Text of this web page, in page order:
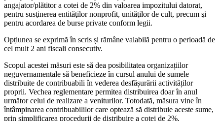
angajator/plătitor a cotei de 2% din valoarea impozitului datorat,
pentru susţinerea entităţilor nonprofit, unităţilor de cult, precum şi
pentru acordarea de burse private conform legii.
Opțiunea se exprimă în scris și rămâne valabilă pentru o perioadă de
cel mult 2 ani fiscali consecutiv.
Scopul acestei măsuri este să dea posibilitatea organizațiilor
neguvernamentale să beneficieze în cursul anului de sumele
distribuite de contribuabili în vederea desfășurării activităților
proprii. Vechea reglementare permitea distribuirea doar în anul
următor celui de realizare a veniturilor. Totodată, măsura vine în
întâmpinarea contribuabililor care optează să distribuie aceste sume,
prin simplificarea procedurii de distribuire a cotei de 2%.